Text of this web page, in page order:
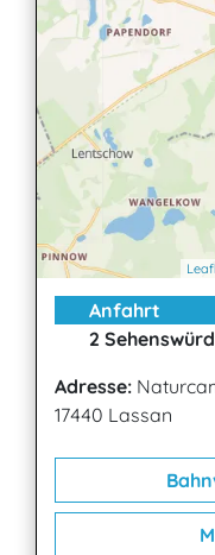
Anfahrt
2
Adresse:
17440 Lassan